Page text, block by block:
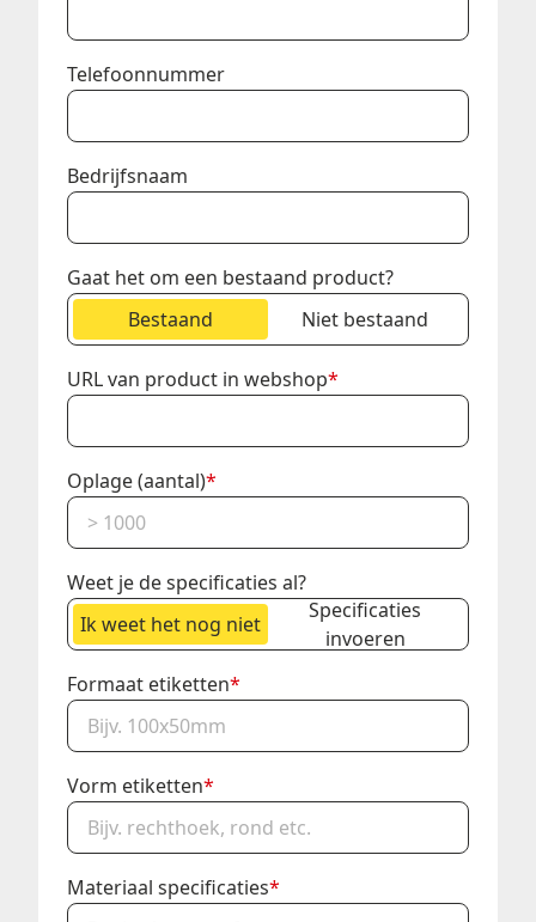
Telefoonnummer
Bedrijfsnaam
Gaat het om een bestaand product?
Bestaand
Niet bestaand
URL van product in webshop*
Oplage (aantal)*
Weet je de specificaties al?
Ik weet het nog niet
Specificaties
invoeren
Formaat etiketten*
Vorm etiketten*
Materiaal specificaties*